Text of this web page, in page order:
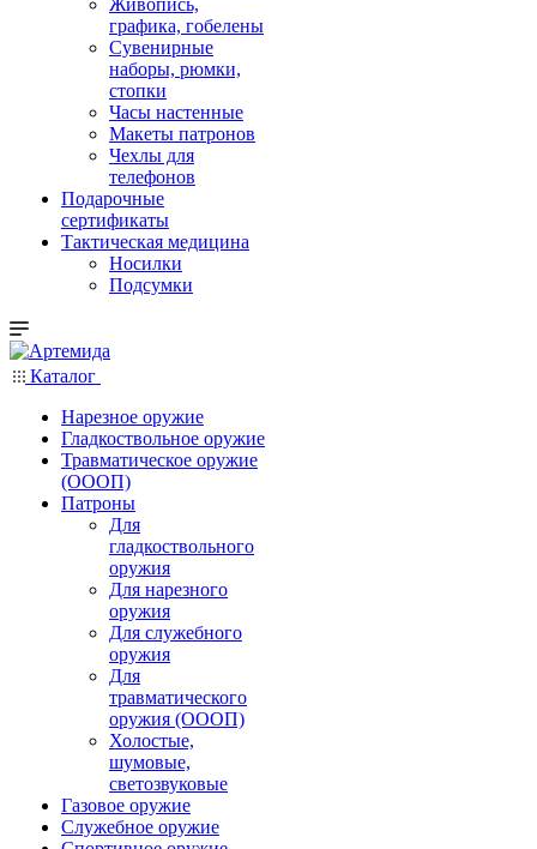
Живопись,
графика, гобелены
Сувенирные
наборы, рюмки,
стопки
Часы настенные
Макеты патронов
Чехлы для
телефонов
Подарочные
сертификаты
Тактическая медицина
Носилки
Подсумки
Каталог
Нарезное оружие
Гладкоствольное оружие
Травматическое оружие
(ОООП)
Патроны
Для
гладкоствольного
оружия
Для нарезного
оружия
Для служебного
оружия
Для
травматического
оружия (ОООП)
Холостые,
шумовые,
светозвуковые
Газовое оружие
Служебное оружие